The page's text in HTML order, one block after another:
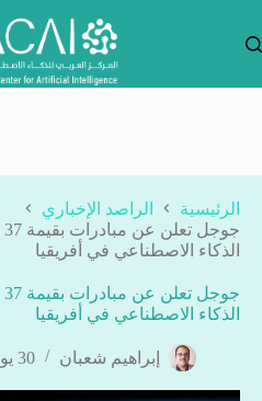
المحتوى
الرئيسية
الراصد الإخباري
الذكاء الاصطناعي في أفريقيا
الذكاء الاصطناعي في أفريقيا
إبراهيم شعبان 30 يوليو, 2025